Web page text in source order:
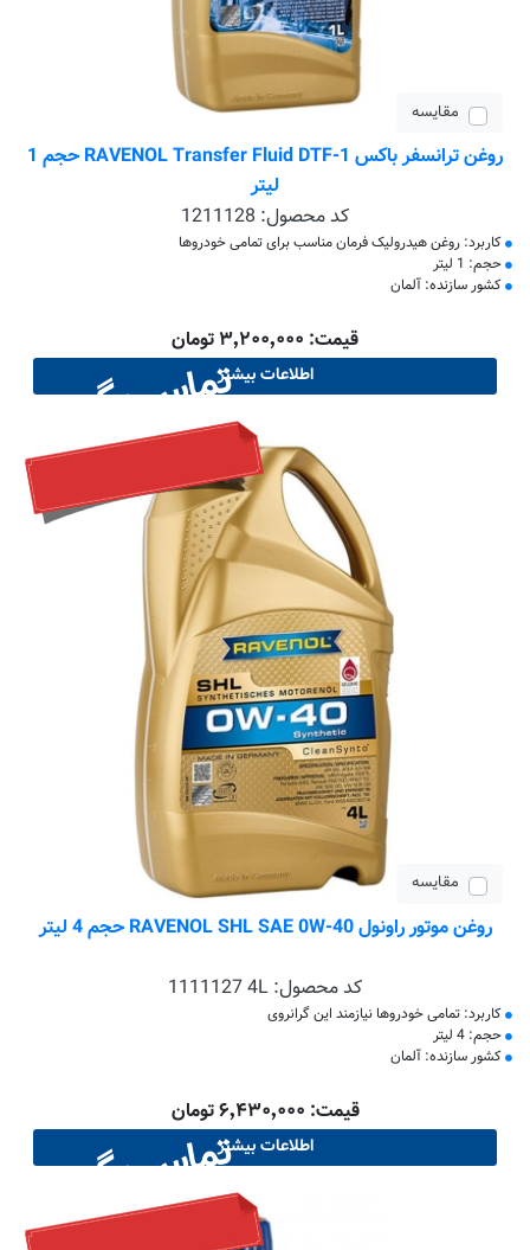
مقایسه
روغن ترانسفر باکس RAVENOL Transfer Fluid DTF-1 حجم 1
لیتر
کد محصول: 1211128
کاربرد: روغن هیدرولیک فرمان مناسب برای تمامی خودروها
حجم: 1 لیتر
کشور سازنده: آلمان
قیمت: ۳٬۲۰۰٬۰۰۰ تومان
اطلاعات بیشترتماس بگیرید
مقایسه
روغن موتور راونول RAVENOL SHL SAE 0W-40 حجم 4 لیتر
کد محصول: 1111127 4L
کاربرد: تمامی خودروها نیازمند این گرانروی
حجم: 4 لیتر
کشور سازنده: آلمان
قیمت: ۶٬۴۳۰٬۰۰۰ تومان
اطلاعات بیشترتماس بگیرید